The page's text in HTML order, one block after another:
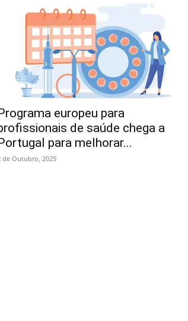
europeu para
de saúde chega a
para melhorar...
de Outubro, 2025